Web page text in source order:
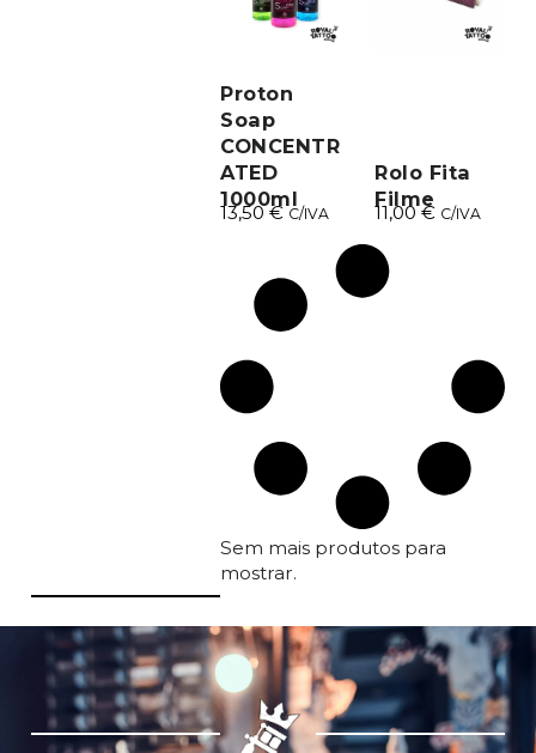
Proton
Soap
CONCENTR
ATED
1000ml
13,50€ C/IVA
Rolo Fita
Filme
11,00€ C/IVA
Sem mais produtos para
mostrar.